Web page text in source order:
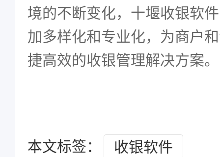
境的不断变化，十堰收银软
加多样化和专业化，为商户
捷高效的收银管理解决方案。
本文标签： 收银软件